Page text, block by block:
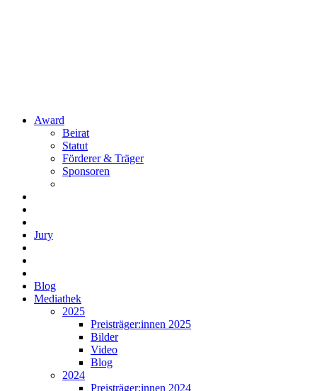
Award
Beirat
Statut
Förderer & Träger
Sponsoren
Jury
Blog
Mediathek
2025
Preisträger:innen 2025
Bilder
Video
Blog
2024
Preisträger:innen 2024